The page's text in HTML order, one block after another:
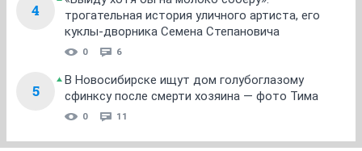
4
трогательная история уличного артиста, его
куклы-дворника Семена Степановича
0 6
5
В Новосибирске ищут дом голубоглазому
сфинксу после смерти хозяина — фото Тима
0 11